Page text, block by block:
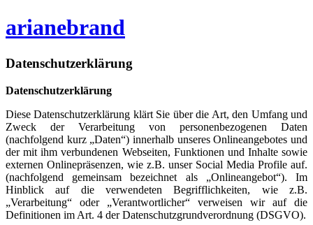
arianebrand
Datenschutzerklärung
Datenschutzerklärung
Diese Datenschutzerklärung klärt Sie über die Art, den Umfang und
Zweck der Verarbeitung von personenbezogenen Daten
(nachfolgend kurz „Daten“) innerhalb unseres Onlineangebotes und
der mit ihm verbundenen Webseiten, Funktionen und Inhalte sowie
externen Onlinepräsenzen, wie z.B. unser Social Media Profile auf.
(nachfolgend gemeinsam bezeichnet als „Onlineangebot“). Im
Hinblick auf die verwendeten Begrifflichkeiten, wie z.B.
„Verarbeitung“ oder „Verantwortlicher“ verweisen wir auf die
Definitionen im Art. 4 der Datenschutzgrundverordnung (DSGVO).